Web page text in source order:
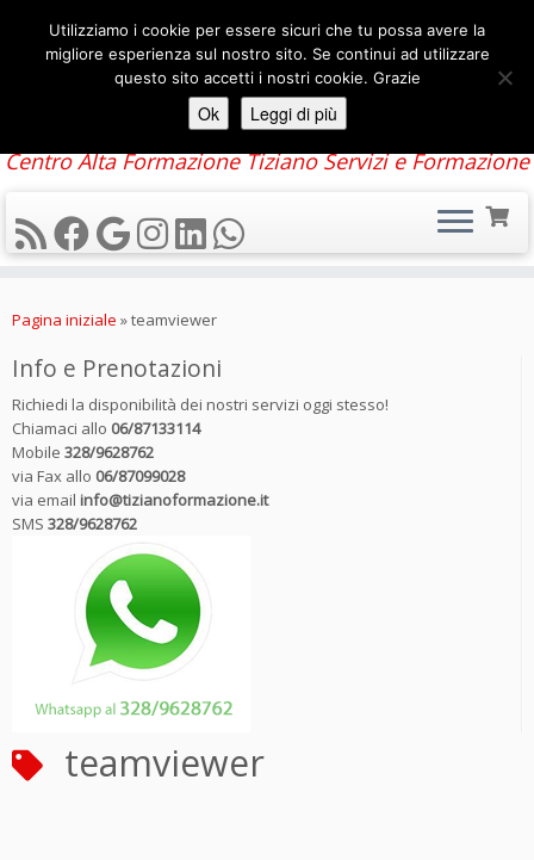
contenuto
Centro Alta Formazione Tiziano Servizi e Formazione
Pagina iniziale »teamviewer
Info e Prenotazioni
Richiedi la disponibilità dei nostri servizi oggi stesso!
Chiamaci allo 06/87133114
Mobile 328/9628762
via Fax allo 06/87099028
via email info@tizianoformazione.it
SMS 328/9628762
teamviewer
Utilizziamo i cookie per essere sicuri che tu possa avere la
migliore esperienza sul nostro sito. Se continui ad utilizzare
questo sito accetti i nostri cookie. Grazie
Ok Leggi di più